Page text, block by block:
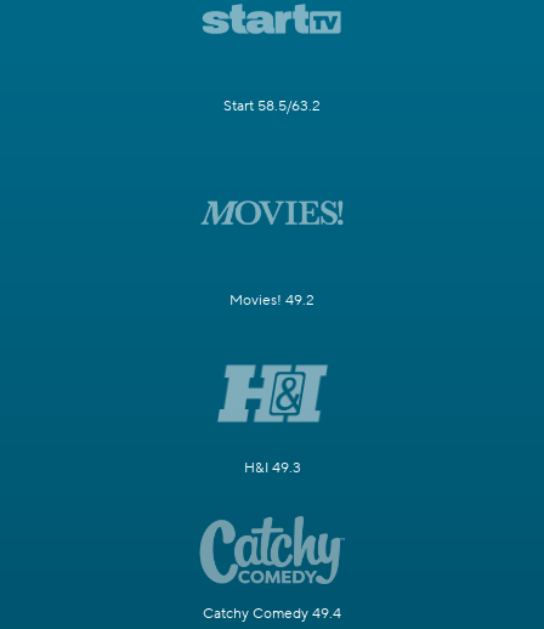
Start 58.5/63.2
Movies! 49.2
H&I 49.3
Catchy Comedy 49.4